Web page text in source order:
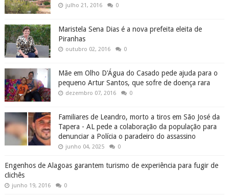
julho 21, 2016 0
Maristela Sena Dias é a nova prefeita eleita de
Piranhas
outubro 02, 2016 0
Mãe em Olho D'Água do Casado pede ajuda para o
pequeno Artur Santos, que sofre de doença rara
dezembro 07, 2016 0
Familiares de Leandro, morto a tiros em São José da
Tapera - AL pede a colaboração da população para
denunciar a Polícia o paradeiro do assassino
junho 04, 2025 0
Engenhos de Alagoas garantem turismo de experiência para fugir de
clichês
junho 19, 2016 0